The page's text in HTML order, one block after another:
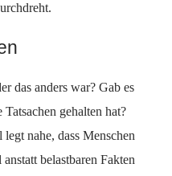
das anders war? Gab es
gehalten hat?
nahe, dass Menschen
belastbaren Fakten